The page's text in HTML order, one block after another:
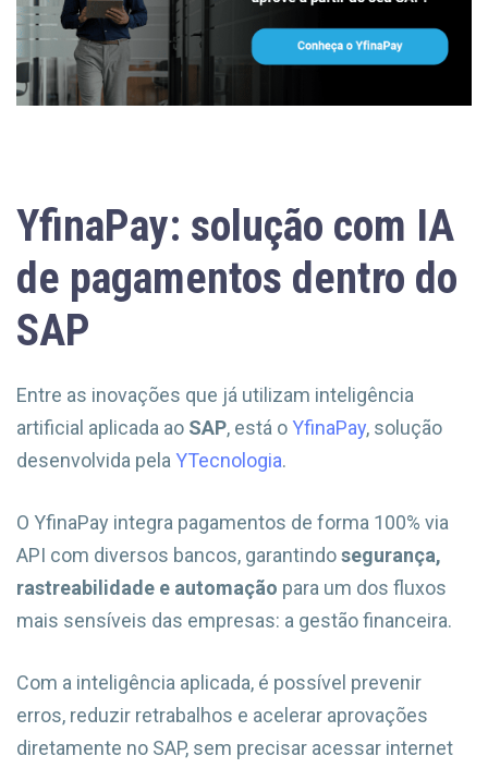
YfinaPay: solução com IA
de pagamentos dentro do
SAP
Entre as inovações que já utilizam inteligência
artificial aplicada ao SAP, está oYfinaPay, solução
desenvolvida pelaYTecnologia.
O YfinaPay integra pagamentos de forma 100% via
API com diversos bancos, garantindosegurança,
rastreabilidade e automação para um dos fluxos
mais sensíveis das empresas: a gestão financeira.
Com a inteligência aplicada, é possível prevenir
erros, reduzir retrabalhos e acelerar aprovações
diretamente no SAP, sem precisar acessar internet